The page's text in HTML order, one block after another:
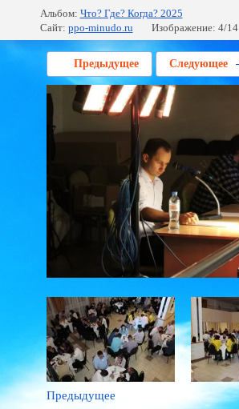
Альбом: Что? Где? Когда? 2025
Сайт: ppo-minudo.ru Изображение: 4/14
Предыдущее Следующее
Предыдущее